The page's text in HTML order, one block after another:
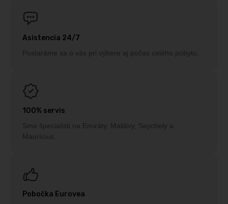
Asistencia 24/7
Postaráme sa o vás pri výbere aj počas celého pobytu.
100% servis
Sme špecialisti na Emiráty, Maldivy, Seychely a
Maurícius.
Pobočka Eurovea